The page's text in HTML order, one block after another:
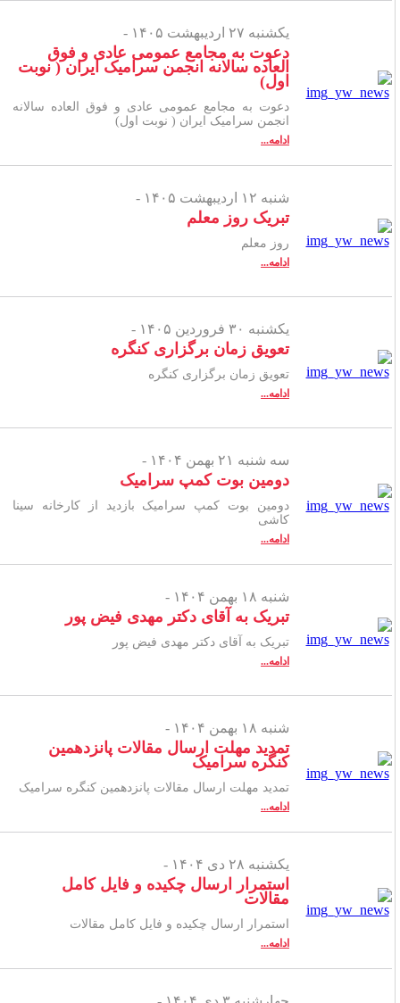
یکشنبه ۲۷ اردیبهشت ۱۴۰۵ -
دعوت به مجامع عمومی عادی و فوق
العاده سالانه انجمن سرامیک ایران ( نوبت
اول)
دعوت به مجامع عمومی عادی و فوق العاده سالانه
انجمن سرامیک ایران ( نوبت اول)
ادامه...
شنبه ۱۲ اردیبهشت ۱۴۰۵ -
تبریک روز معلم
روز معلم
ادامه...
یکشنبه ۳۰ فروردین ۱۴۰۵ -
تعویق زمان برگزاری کنگره
تعویق زمان برگزاری کنگره
ادامه...
سه شنبه ۲۱ بهمن ۱۴۰۴ -
دومین بوت کمپ سرامیک
دومین بوت کمپ سرامیک بازدید از کارخانه سینا
کاشی
ادامه...
شنبه ۱۸ بهمن ۱۴۰۴ -
تبریک به آقای دکتر مهدی فیض پور
تبریک به آقای دکتر مهدی فیض پور
ادامه...
شنبه ۱۸ بهمن ۱۴۰۴ -
تمدید مهلت ارسال مقالات پانزدهمین
کنگره سرامیک
تمدید مهلت ارسال مقالات پانزدهمین کنگره سرامیک
ادامه...
یکشنبه ۲۸ دی ۱۴۰۴ -
استمرار ارسال چکیده و فایل کامل
مقالات
استمرار ارسال چکیده و فایل کامل مقالات
ادامه...